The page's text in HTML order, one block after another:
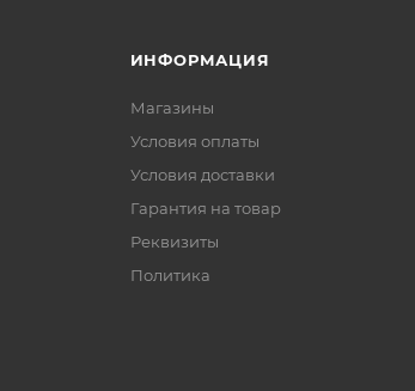
ИНФОРМАЦИЯ
Магазины
Условия оплаты
Условия доставки
Гарантия на товар
Реквизиты
Политика